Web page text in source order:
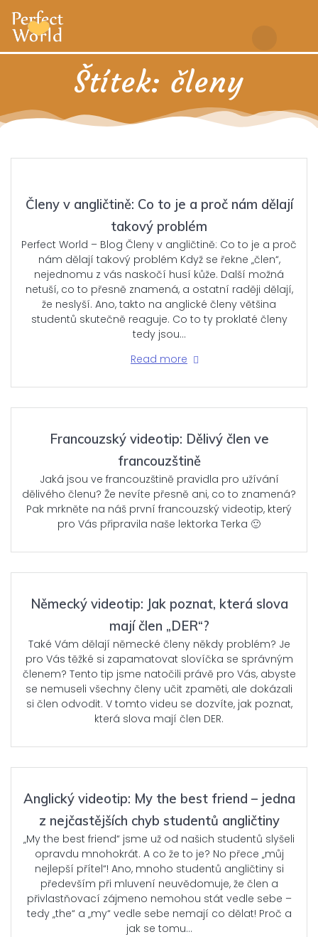
Štítek: členy
Členy v angličtině: Co to je a proč nám dělají
takový problém
Perfect World – Blog Členy v angličtině: Co to je a proč
nám dělají takový problém Když se řekne „člen“,
nejednomu z vás naskočí husí kůže. Další možná
netuší, co to přesně znamená, a ostatní raději dělají,
že neslyší. Ano, takto na anglické členy většina
studentů skutečně reaguje. Co to ty proklaté členy
tedy jsou…
Read more
Francouzský videotip: Dělivý člen ve
francouzštině
Jaká jsou ve francouzštině pravidla pro užívání
dělivého členu? Že nevíte přesně ani, co to znamená?
Pak mrkněte na náš první francouzský videotip, který
pro Vás připravila naše lektorka Terka 🙂
Německý videotip: Jak poznat, která slova
mají člen „DER“?
Také Vám dělají německé členy někdy problém? Je
pro Vás těžké si zapamatovat slovíčka se správným
členem? Tento tip jsme natočili právě pro Vás, abyste
se nemuseli všechny členy učit zpaměti, ale dokázali
si člen odvodit. V tomto videu se dozvíte, jak poznat,
která slova mají člen DER.
Anglický videotip: My the best friend – jedna
z nejčastějších chyb studentů angličtiny
„My the best friend“ jsme už od našich studentů slyšeli
opravdu mnohokrát. A co že to je? No přece „můj
nejlepší přítel“! Ano, mnoho studentů angličtiny si
především při mluvení neuvědomuje, že člen a
přivlastňovací zájmeno nemohou stát vedle sebe –
tedy „the“ a „my“ vedle sebe nemají co dělat! Proč a
jak se tomu…